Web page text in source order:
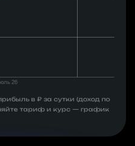
в ₽ за сутки (доход по
тариф и курс — график